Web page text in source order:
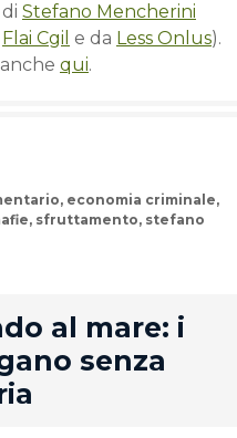
Stefano Mencherini
Flai Cgil e da Less Onlus).
qui.
, economia criminale,
, sfruttamento, stefano
al mare: i
senza